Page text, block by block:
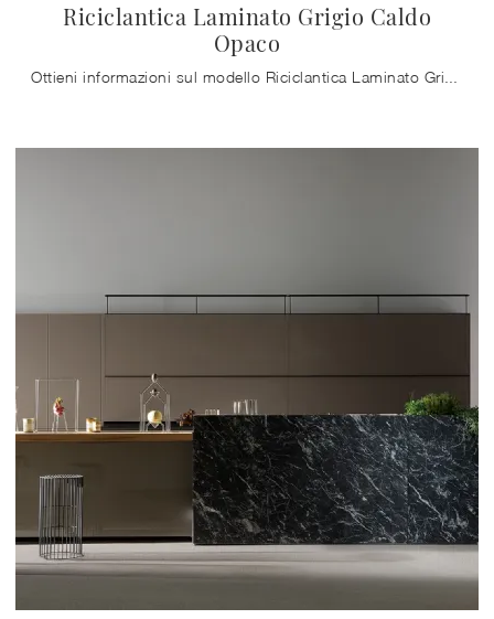
Riciclantica Laminato Grigio Caldo
Opaco